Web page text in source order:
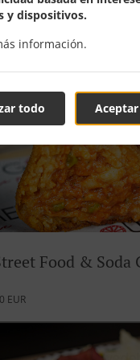
y dispositivos.
información.
todo
Food & Soda
EUR